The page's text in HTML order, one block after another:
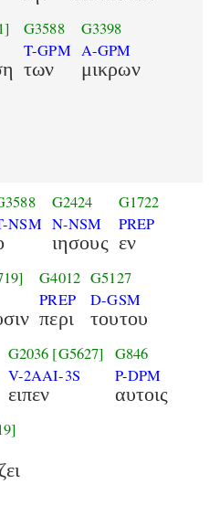
G3588
T-GPM
των
G3398
A-GPM
μικρων
NSM
G2424
N-NSM
ιησους
G1722
PREP
εν
G4012
PREP
περι
G5127
D-GSM
τουτου
G2036 [G5627]
V-2AAI-3S
ειπεν
G846
P-DPM
αυτοις